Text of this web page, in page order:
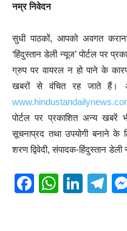
नम्र निवेदन
सुधी पाठकों, आपको अवगत
‘हिंदुस्तान डेली न्यूज’ पोर्टल पर
ग्रुप पर वायरल न हो पाने के
खबरों से वंचित रह जाते
पोर्टल पर प्रकाशित अन्य
सूचनाप्रद तथा उपयोगी बनाने
शरण द्विवेदी, संपादक-हिंदुस्तान
F
W Li
T